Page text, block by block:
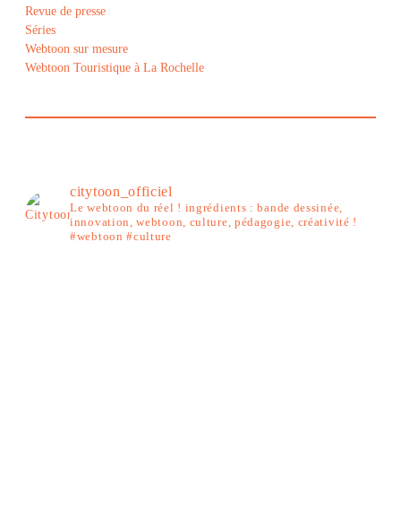
Revue de presse
Séries
Webtoon sur mesure
Webtoon Touristique à La Rochelle
citytoon_officiel
Le webtoon du réel ! ingrédients : bande dessinée,
innovation, webtoon, culture, pédagogie, créativité !
#webtoon #culture